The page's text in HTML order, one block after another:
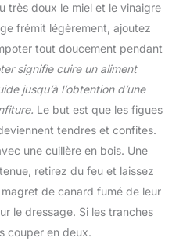
très doux le miel et le vinaigre
frémit légèrement, ajoutez
tout doucement pendant
signifie cuire un aliment
jusqu’à l’obtention d’une
Le but est que les figues
tendres et confites.
une cuillère en bois. Une
retirez du feu et laissez
de canard fumé de leur
le dressage. Si les tranches
couper en deux.